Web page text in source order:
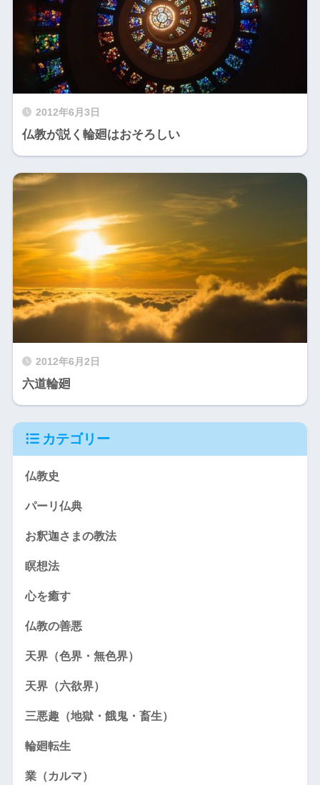
2012年6月3日
仏教が説く輪廻はおそろしい
2012年6月2日
六道輪廻
カテゴリー
仏教史
パーリ仏典
お釈迦さまの教法
瞑想法
心を癒す
仏教の善悪
天界（色界・無色界）
天界（六欲界）
三悪趣（地獄・餓鬼・畜生）
輪廻転生
業（カルマ）